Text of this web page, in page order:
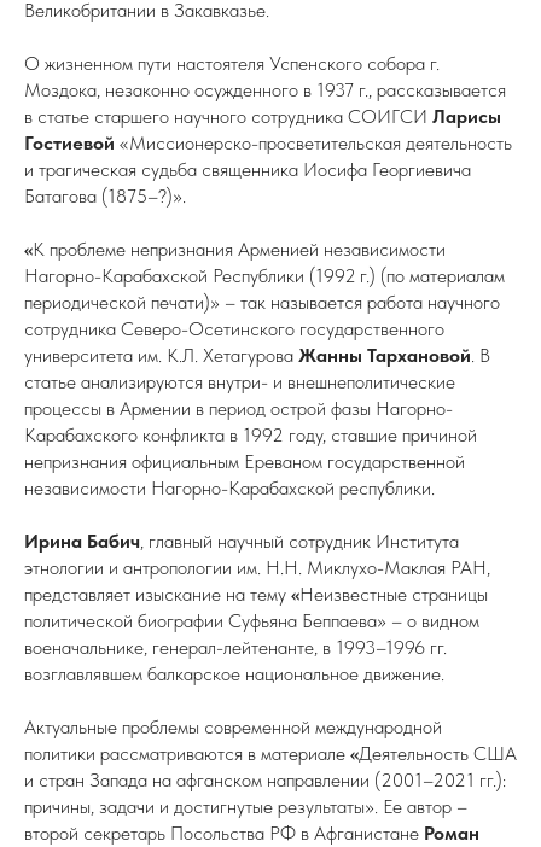
Великобритании в Закавказье.
О жизненном пути настоятеля Успенского собора г.
Моздока, незаконно осужденного в 1937 г., рассказывается
в статье старшего научного сотрудника СОИГСИ Ларисы
Гостиевой «Миссионерско-просветительская деятельность
и трагическая судьба священника Иосифа Георгиевича
Батагова (1875–?)».
«К проблеме непризнания Арменией независимости
Нагорно-Карабахской Республики (1992 г.) (по материалам
периодической печати)» – так называется работа научного
сотрудника Северо-Осетинского государственного
университета им. К.Л. Хетагурова Жанны Тархановой. В
статье анализируются внутри- и внешнеполитические
процессы в Армении в период острой фазы Нагорно-
Карабахского конфликта в 1992 году, ставшие причиной
непризнания официальным Ереваном государственной
независимости Нагорно-Карабахской республики.
Ирина Бабич, главный научный сотрудник Института
этнологии и антропологии им. Н.Н. Миклухо-Маклая РАН,
представляет изыскание на тему «Неизвестные страницы
политической биографии Суфьяна Беппаева» – о видном
военачальнике, генерал-лейтенанте, в 1993–1996 гг.
возглавлявшем балкарское национальное движение.
Актуальные проблемы современной международной
политики рассматриваются в материале «Деятельность США
и стран Запада на афганском направлении (2001–2021 гг.):
причины, задачи и достигнутые результаты». Ее автор –
второй секретарь Посольства РФ в Афганистане Роман